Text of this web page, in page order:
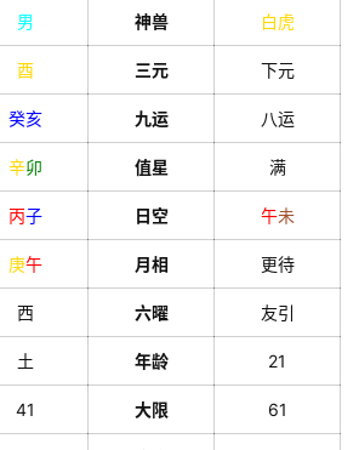
男 神兽 白虎
酉 三元 下元
癸亥 九运 八运
辛卯 值星 满
丙子 日空 午未
庚午 月相 更待
西 六曜 友引
土 年龄 21
41 大限 61